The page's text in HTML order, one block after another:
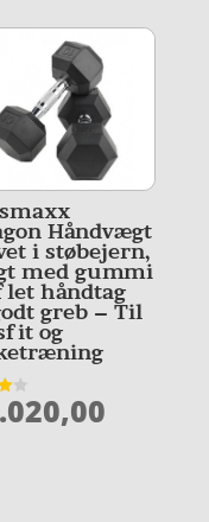
Håndvægt
i støbejern,
med gummi
håndtag
greb – Til
og